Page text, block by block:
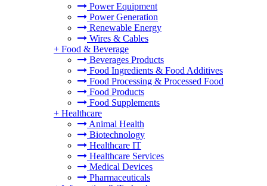
Power Equipment
Power Generation
Renewable Energy
Wires & Cables
+ Food & Beverage
Beverages Products
Food Ingredients & Food Additives
Food Processing & Processed Food
Food Products
Food Supplements
+ Healthcare
Animal Health
Biotechnology
Healthcare IT
Healthcare Services
Medical Devices
Pharmaceuticals